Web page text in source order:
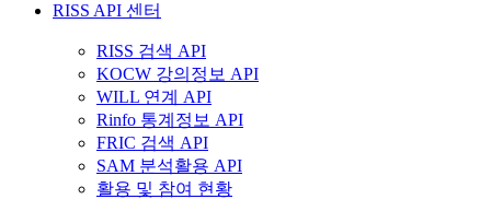
RISS API 센터
RISS 검색 API
KOCW 강의정보 API
WILL 연계 API
Rinfo 통계정보 API
FRIC 검색 API
SAM 분석활용 API
활용 및 참여 현황